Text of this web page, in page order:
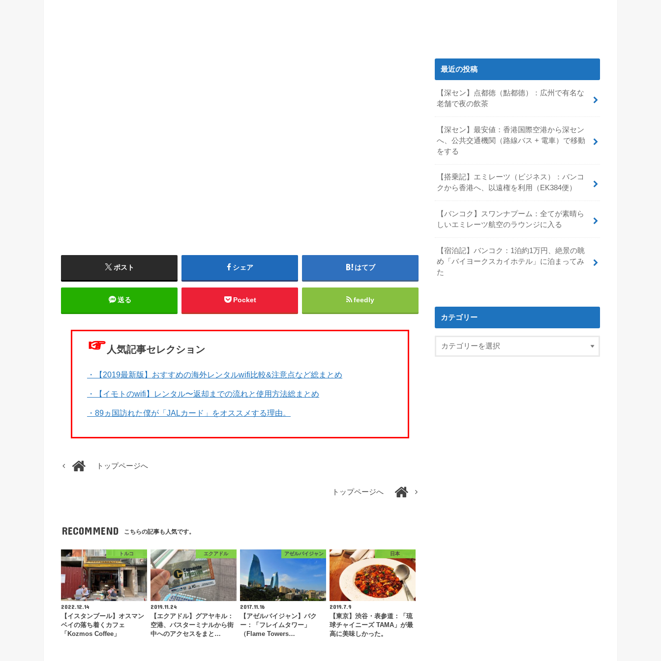
ポスト シェア はてブ
送る Pocket feedly
☞ 人気記事セレクション
・【2019最新版】おすすめの海外レンタルwifi比較&注意点など総まとめ
・【イモトのwifi】レンタル〜返却までの流れと使用方法総まとめ
・89ヵ国訪れた僕が「JALカード」をオススメする理由。
トップページへ
トップページへ
RECOMMEND こちらの記事も人気です。
トルコ
2022.12.14
【イスタンブール】オスマン
ベイの落ち着くカフェ
「Kozmos Coffee」
エクアドル
2019.11.24
【エクアドル】グアヤキル：
空港、バスターミナルから街
中へのアクセスをまと…
アゼルバイジャン
2017.11.16
【アゼルバイジャン】バク
ー：「フレイムタワー」
（Flame Towers…
日本
2019.7.9
【東京】渋谷・表参道：「琉
球チャイニーズ TAMA」が最
高に美味しかった。
最近の投稿
【深セン】点都徳（點都德）：広州で有名な
老舗で夜の飲茶
【深セン】最安値：香港国際空港から深セン
へ、公共交通機関（路線バス + 電車）で移動
をする
【搭乗記】エミレーツ（ビジネス）：バンコ
クから香港へ、以遠権を利用（EK384便）
【バンコク】スワンナプーム：全てが素晴ら
しいエミレーツ航空のラウンジに入る
【宿泊記】バンコク：1泊約1万円、絶景の眺
め「バイヨークスカイホテル」に泊まってみ
た
カテゴリー